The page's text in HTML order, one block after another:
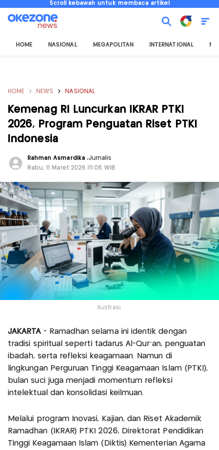
Scroll kebawah untuk membaca artikel
HOME NASIONAL MEGAPOLITAN INTERNATIONAL
HOME NEWS NASIONAL
Kemenag RI Luncurkan IKRAR PTKI
2026, Program Penguatan Riset PTKI
Indonesia
Rahman Asmardika ,Jurnalis
Rabu, 11 Maret 2026 |11:08 WIB
Ilustrasi.
JAKARTA - Ramadhan selama ini identik dengan
tradisi spiritual seperti tadarus Al-Qur’an, penguatan
ibadah, serta refleksi keagamaan. Namun di
lingkungan Perguruan Tinggi Keagamaan Islam (PTKI),
bulan suci juga menjadi momentum refleksi
intelektual dan konsolidasi keilmuan.
Melalui program Inovasi, Kajian, dan Riset Akademik
Ramadhan (IKRAR) PTKI 2026, Direktorat Pendidikan
Tinggi Keagamaan Islam (Diktis) Kementerian Agama